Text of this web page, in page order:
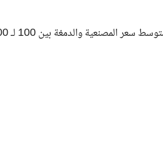
تختلف أسعار الذهب في مصر حسب